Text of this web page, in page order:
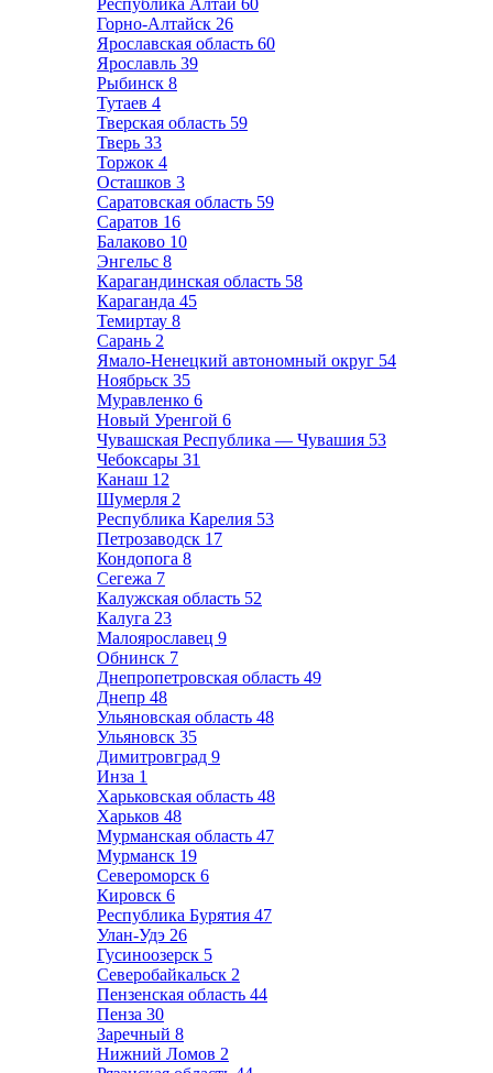
Республика Алтай 60
Горно-Алтайск 26
Ярославская область 60
Ярославль 39
Рыбинск 8
Тутаев 4
Тверская область 59
Тверь 33
Торжок 4
Осташков 3
Саратовская область 59
Саратов 16
Балаково 10
Энгельс 8
Карагандинская область 58
Караганда 45
Темиртау 8
Сарань 2
Ямало-Ненецкий автономный округ 54
Ноябрьск 35
Муравленко 6
Новый Уренгой 6
Чувашская Республика — Чувашия 53
Чебоксары 31
Канаш 12
Шумерля 2
Республика Карелия 53
Петрозаводск 17
Кондопога 8
Сегежа 7
Калужская область 52
Калуга 23
Малоярославец 9
Обнинск 7
Днепропетровская область 49
Днепр 48
Ульяновская область 48
Ульяновск 35
Димитровград 9
Инза 1
Харьковская область 48
Харьков 48
Мурманская область 47
Мурманск 19
Североморск 6
Кировск 6
Республика Бурятия 47
Улан-Удэ 26
Гусиноозерск 5
Северобайкальск 2
Пензенская область 44
Пенза 30
Заречный 8
Нижний Ломов 2